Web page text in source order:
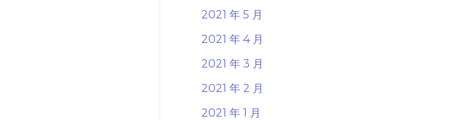
2021 年 5 月
2021 年 4 月
2021 年 3 月
2021 年 2 月
2021 年 1 月